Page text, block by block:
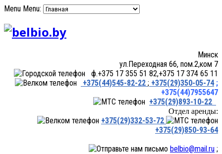
Menu Menu:
Минск
ул.Переходная 66, пом.2,ком 7
ф.+375 17 355 51 82,+375 17 374 65 11
+375(44)545-82-22 ; +375(29)350-05-74 ;
+375(44)7955647
+375(29)893-10-22
Отдел аренды:
+375(29)332-53-72
+375(29)850-93-64
belbio@mail.ru ;